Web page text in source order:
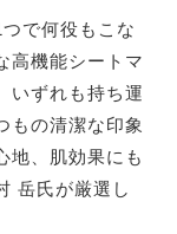
で何役もこな
高機能シートマ
いずれも持ち運
もの清潔な印象
地、肌効果にも
岳氏が厳選し